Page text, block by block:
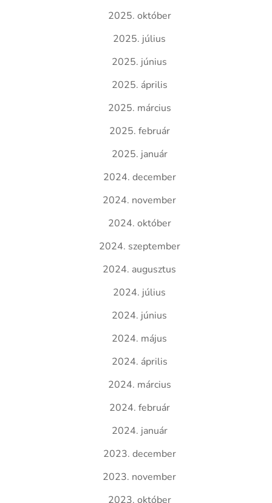
2025. október
2025. július
2025. június
2025. április
2025. március
2025. február
2025. január
2024. december
2024. november
2024. október
2024. szeptember
2024. augusztus
2024. július
2024. június
2024. május
2024. április
2024. március
2024. február
2024. január
2023. december
2023. november
2023. október